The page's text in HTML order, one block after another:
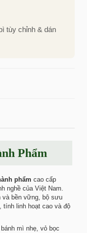
tùy chỉnh & dán
Phẩm
phẩm cao cấp
nghề của Việt Nam.
bền vững, bộ sưu
tính linh hoạt cao và độ
mì nhẹ, vỏ bọc